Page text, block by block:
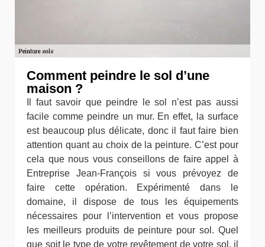
Comment peindre le sol d’une
maison ?
Il faut savoir que peindre le sol n’est pas aussi
facile comme peindre un mur. En effet, la surface
est beaucoup plus délicate, donc il faut faire bien
attention quant au choix de la peinture. C’est pour
cela que nous vous conseillons de faire appel à
Entreprise Jean-François si vous prévoyez de
faire cette opération. Expérimenté dans le
domaine, il dispose de tous les équipements
nécessaires pour l’intervention et vous propose
les meilleurs produits de peinture pour sol. Quel
que soit le type de votre revêtement de votre sol, il